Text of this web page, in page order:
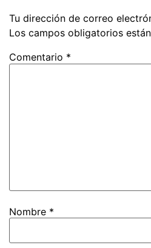
Tu dirección de correo
Los campos obligatorios
Comentario *
Nombre *